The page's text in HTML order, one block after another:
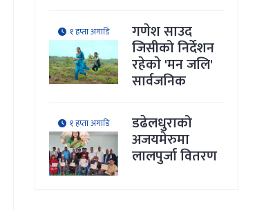
१ हप्ता अगाडि गणेश साउद
जिसीको निर्देशन
रहेकाे 'मन जलि'
सार्वजनिक
१ हप्ता अगाडि डढेलधुराको
अजयमेरुमा
लालपुर्जा वितरण